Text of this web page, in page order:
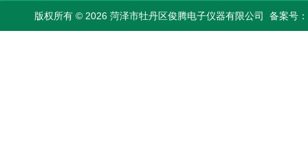
版权所有 © 2026 菏泽市牡丹区俊腾电子仪器有限公司 备案号